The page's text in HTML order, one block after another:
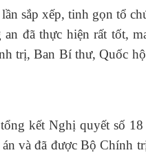
sắp xếp, tinh gọn tổ
đã thực hiện rất tốt,
trị, Ban Bí thư, Quốc
kết Nghị quyết số
và đã được Bộ Chính